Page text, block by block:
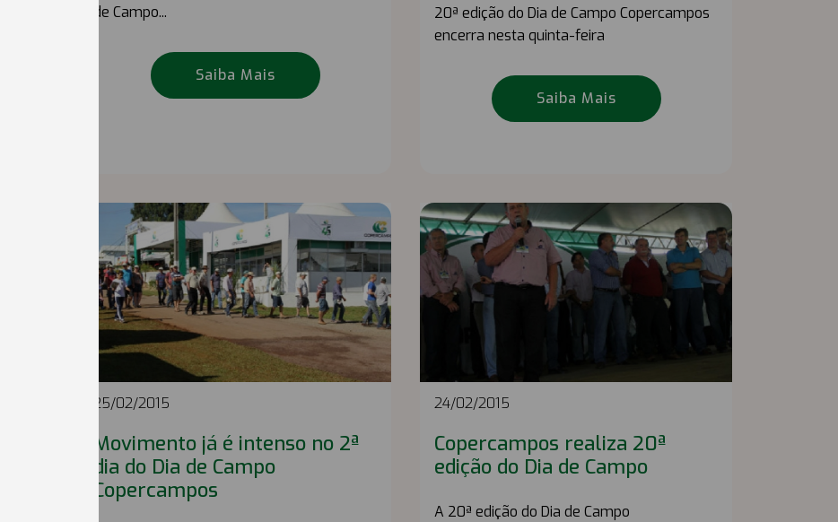
de Campo...
Saiba Mais
20ª edição do Dia de Campo Copercampos
encerra nesta quinta-feira
Saiba Mais
25/02/2015
Movimento já é intenso no 2ª
dia do Dia de Campo
Copercampos
24/02/2015
Copercampos realiza 20ª
edição do Dia de Campo
A 20ª edição do Dia de Campo